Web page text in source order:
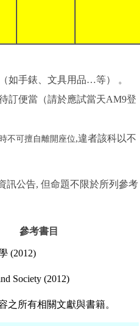
如手錶、文具用品…等） 。
訂便當（請於應試當天AM9登
不可擅自離開座位,違者該科以不
訊公告, 但命題不限於所列參考
參考書目
(2012)
Society (2012)
之所有相關文獻與書籍。